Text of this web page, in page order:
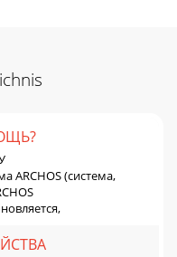
ARCHOS (система,